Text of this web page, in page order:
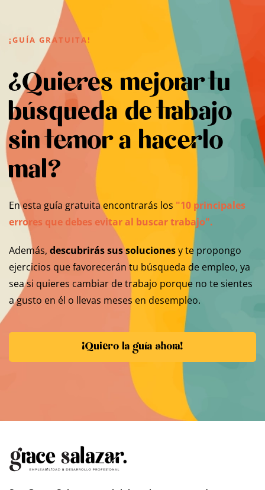
¡GUÍA GRATUITA!
¿Quieres mejorar tu
búsqueda de trabajo
sin temor a hacerlo
mal?
En esta guía gratuita encontrarás los "10 principales
errores que debes evitar al buscar trabajo".
Además, descubrirás sus solucionesy te propongo
ejercicios que favorecerán tu búsqueda de empleo, ya
sea si quieres cambiar de trabajo porque no te sientes
a gusto en él o llevas meses en desempleo.
¡Quiero la guía ahora!